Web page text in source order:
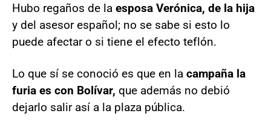
Hubo regaños de la esposa Verónica, de la hija
y del asesor español; no se sabe si esto lo
puede afectar o si tiene el efecto teflón.
Lo que sí se conoció es que en la campaña la
furia es con Bolívar, que además no debió
dejarlo salir así a la plaza pública.